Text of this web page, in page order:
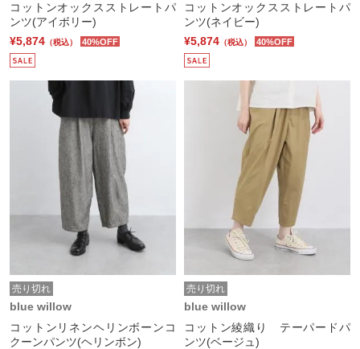
コットンオックスストレートパ
ンツ(アイボリー)
¥5,874 （税込） 40%OFF
コットンオックスストレートパ
ンツ(ネイビー)
¥5,874 （税込） 40%OFF
売り切れ
blue willow
コットンリネンヘリンボーンコ
クーンパンツ(ヘリンボン)
売り切れ
blue willow
コットン綾織り テーパードパ
ンツ(ベージュ)